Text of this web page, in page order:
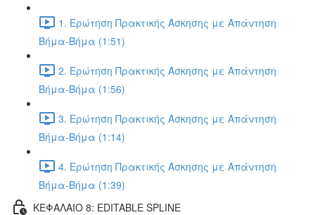
1. Ερώτηση Πρακτικής Άσκησης με Απάντηση
Βήμα-Βήμα (1:51)
2. Ερώτηση Πρακτικής Άσκησης με Απάντηση
Βήμα-Βήμα (1:56)
3. Ερώτηση Πρακτικής Άσκησης με Απάντηση
Βήμα-Βήμα (1:14)
4. Ερώτηση Πρακτικής Άσκησης με Απάντηση
Βήμα-Βήμα (1:39)
ΚΕΦΑΛΑΙΟ 8: EDITABLE SPLINE